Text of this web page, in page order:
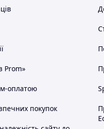
Prom»
оплатою
покупок